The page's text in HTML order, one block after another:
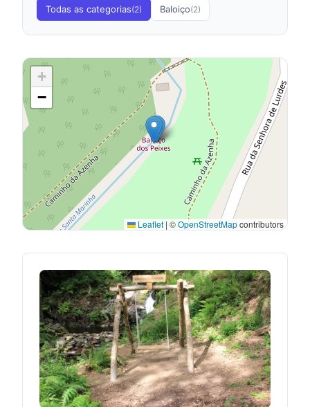
Todas as categorias(2) Baloiço(2)
+
−
Leaflet | ©OpenStreetMapcontributors